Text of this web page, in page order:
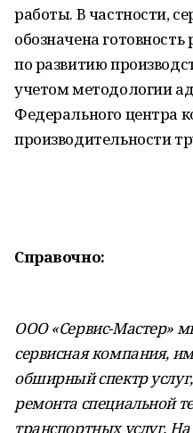
работы. В частности,
обозначена
по развитию
учетом методологии
Федерального центра
производительности
Справочно:
ООО «Сервис-Мастер»
сервисная компания,
обширный спектр
ремонта специальной
транспортных услуг.